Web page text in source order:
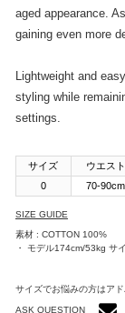
aged appearance.
gaining even more
Lightweight and
styling while
settings.
サイズ ウエスト
0
70-90cm
SIZE GUIDE
素材 : COTTON 100%
・ モデル174cm/53kg サ
サイズでお悩みの方はア
ASK QUESTION